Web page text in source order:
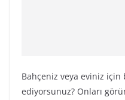
Bahçeniz veya eviniz
ediyorsunuz? Onları